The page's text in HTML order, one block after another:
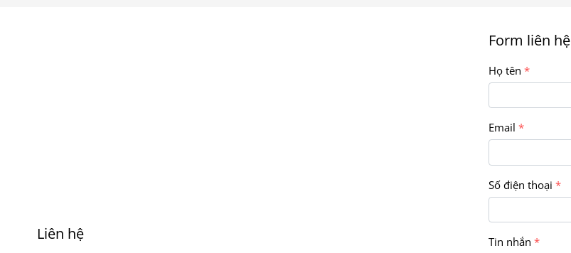
Liên hệ
Form liên hệ
Họ tên
Email
Số điện thoại
Tin nhắn